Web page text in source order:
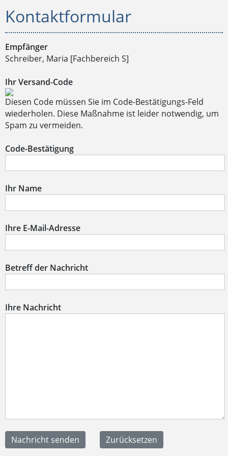
Kontaktformular
Empfänger
Schreiber, Maria [Fachbereich S]
Ihr Versand-Code
Diesen Code müssen Sie im Code-Bestätigungs-Feld
wiederholen. Diese Maßnahme ist leider notwendig, um
Spam zu vermeiden.
Code-Bestätigung
Ihr Name
Ihre E-Mail-Adresse
Betreff der Nachricht
Ihre Nachricht